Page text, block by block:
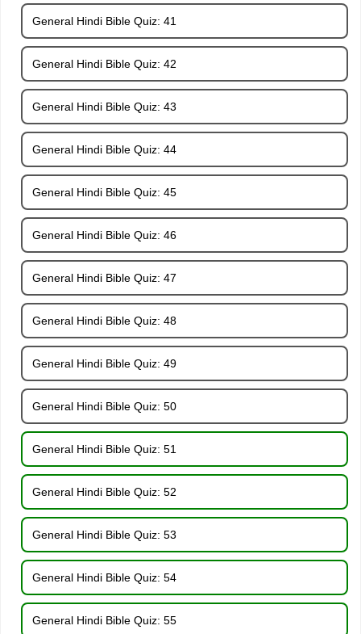
General Hindi Bible Quiz: 41
General Hindi Bible Quiz: 42
General Hindi Bible Quiz: 43
General Hindi Bible Quiz: 44
General Hindi Bible Quiz: 45
General Hindi Bible Quiz: 46
General Hindi Bible Quiz: 47
General Hindi Bible Quiz: 48
General Hindi Bible Quiz: 49
General Hindi Bible Quiz: 50
General Hindi Bible Quiz: 51
General Hindi Bible Quiz: 52
General Hindi Bible Quiz: 53
General Hindi Bible Quiz: 54
General Hindi Bible Quiz: 55